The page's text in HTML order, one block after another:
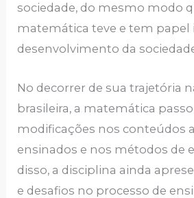
sociedade, do mesmo modo
matemática teve e tem
desenvolvimento da
No decorrer de sua trajetória
brasileira, a matemática
modificações nos conteúdos
ensinados e nos métodos de
disso, a disciplina ainda
e desafios no processo de